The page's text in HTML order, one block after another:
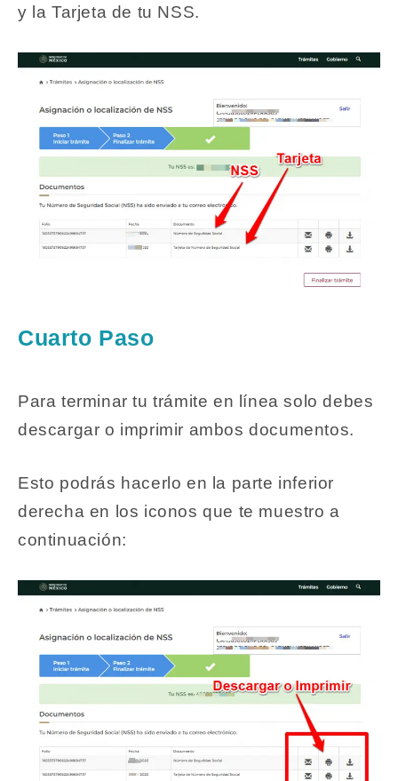
y la Tarjeta de tu NSS.
Cuarto Paso
Para terminar tu trámite en línea solo debes
descargar o imprimir ambos documentos.
Esto podrás hacerlo en la parte inferior
derecha en los iconos que te muestro a
continuación: